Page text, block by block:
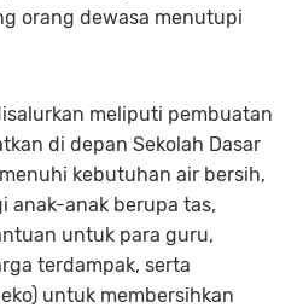
orang dewasa menutupi
meliputi pembuatan
di depan Sekolah Dasar
kebutuhan air bersih,
anak-anak berupa tas,
untuk para guru,
terdampak, serta
untuk membersihkan